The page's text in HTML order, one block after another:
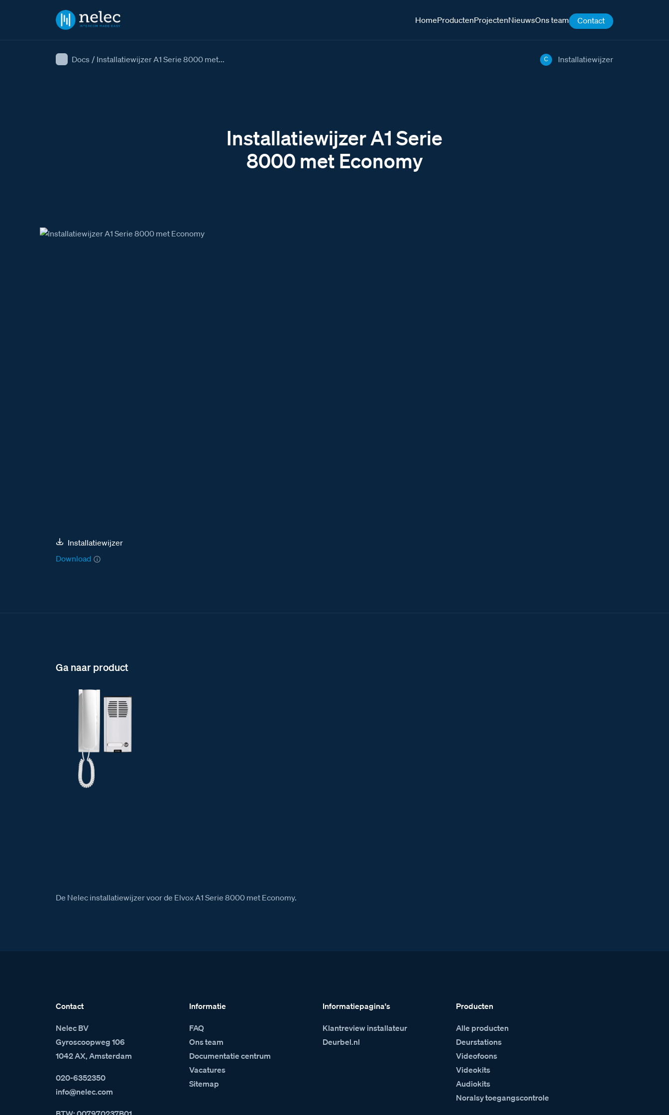
HomeProductenProjectenNieuwsOns team Contact
Docs / Installatiewijzer A1 Serie 8000 met... C Installatiewijzer
Installatiewijzer A1 Serie
8000 met Economy
Installatiewijzer
Download
Ga naar product
De Nelec installatiewijzer voor de Elvox A1 Serie 8000 met Economy.
Contact
Nelec BV
Gyroscoopweg 106
1042 AX, Amsterdam
020-6352350
info@nelec.com
Informatie
FAQ
Ons team
Documentatie centrum
Vacatures
Sitemap
Informatiepagina's
Klantreview installateur
Deurbel.nl
Producten
Alle producten
Deurstations
Videofoons
Videokits
Audiokits
Noralsy toegangscontrole